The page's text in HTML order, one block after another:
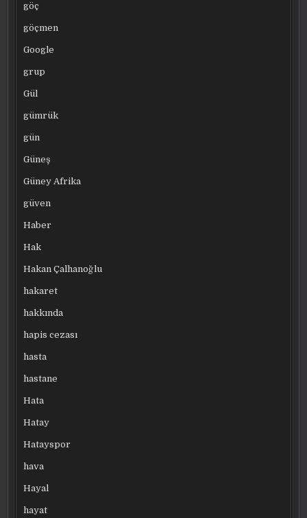
göç
göçmen
Google
grup
Gül
gümrük
gün
Güneş
Güney Afrika
güven
Haber
Hak
Hakan Çalhanoğlu
hakaret
hakkında
hapis cezası
hasta
hastane
Hata
Hatay
Hatayspor
hava
Hayal
hayat